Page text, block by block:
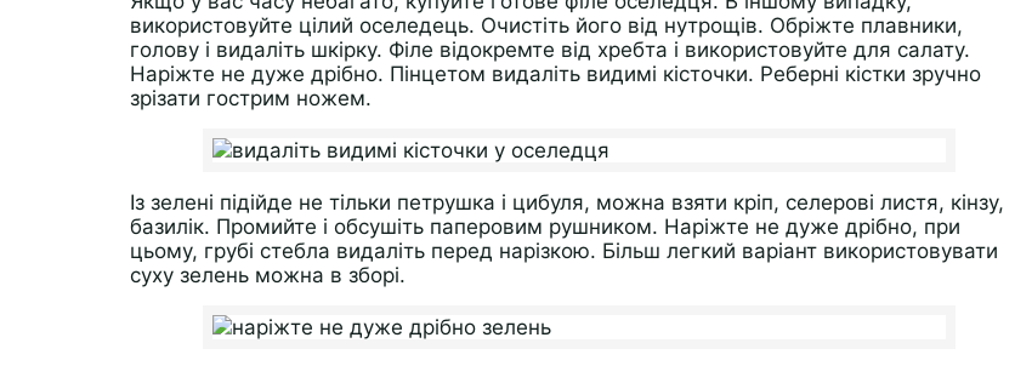
використовуйте цілий оселедець. Очистіть його від нутрощів. Обріжте плавники,
голову і видаліть шкірку. Філе відокремте від хребта і використовуйте для салату.
Наріжте не дуже дрібно. Пінцетом видаліть видимі кісточки. Реберні кістки зручно
зрізати гострим ножем.
Із зелені підійде не тільки петрушка і цибуля, можна взяти кріп, селерові листя, кінзу,
базилік. Промийте і обсушіть паперовим рушником. Наріжте не дуже дрібно, при
цьому, грубі стебла видаліть перед нарізкою. Більш легкий варіант використовувати
суху зелень можна в зборі.